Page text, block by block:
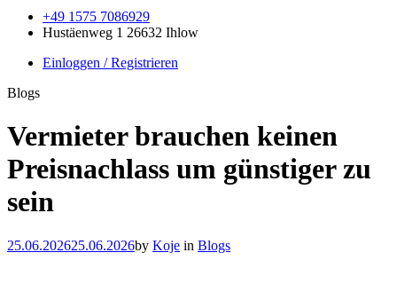
+49 1575 7086929
Hustäenweg 1 26632 Ihlow
Einloggen / Registrieren
Blogs
Vermieter brauchen keinen
Preisnachlass um günstiger zu
sein
25.06.202625.06.2026by Koje in Blogs